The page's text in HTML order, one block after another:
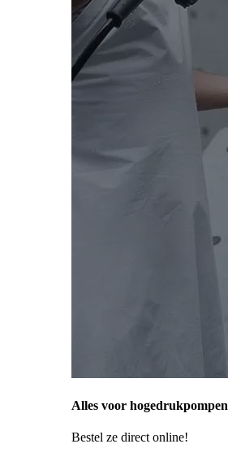
Alles voor hogedrukpompen
Bestel ze direct online!